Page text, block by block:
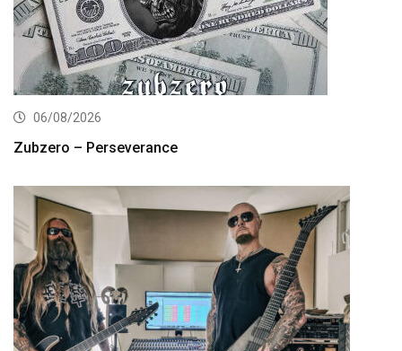
06/08/2026
Zubzero – Perseverance